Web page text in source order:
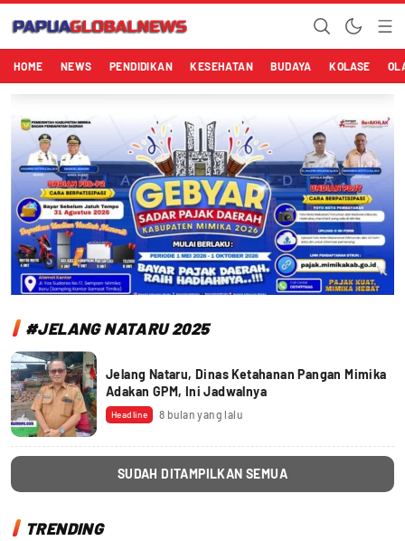
Papuaglobalnews.com
Menulis Fakta dengan Hati Bening
HOME NEWS PENDIDIKAN KESEHATAN BUDAYA KOLASE
#JELANG NATARU 2025
Jelang Nataru, Dinas Ketahanan Pangan Mimika
Adakan GPM, Ini Jadwalnya
Headline 8 bulan yang lalu
SUDAH DITAMPILKAN SEMUA
TRENDING